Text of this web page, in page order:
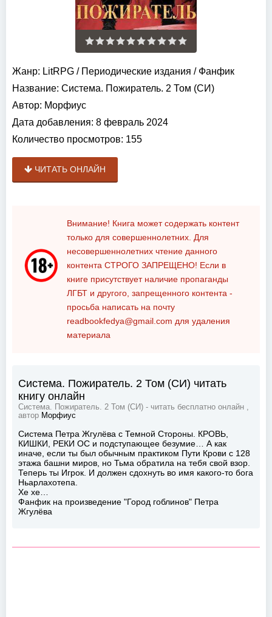
Жанр: LitRPG / Периодические издания / Фанфик
Название: Система. Пожиратель. 2 Том (СИ)
Автор: Морфиус
Дата добавления: 8 февраль 2024
Количество просмотров: 155
ЧИТАТЬ ОНЛАЙН
Внимание! Книга может содержать контент
только для совершеннолетних. Для
несовершеннолетних чтение данного
контента СТРОГО ЗАПРЕЩЕНО! Если в
книге присутствует наличие пропаганды
ЛГБТ и другого, запрещенного контента -
просьба написать на почту
readbookfedya@gmail.com для удаления
материала
Система. Пожиратель. 2 Том (СИ) читать
книгу онлайн
Система. Пожиратель. 2 Том (СИ) - читать бесплатно онлайн ,
автор Морфиус
Система Петра Жгулёва с Темной Стороны. КРОВЬ,
КИШКИ, РЕКИ ОС и подступающее безумие… А как
иначе, если ты был обычным практиком Пути Крови с 128
этажа башни миров, но Тьма обратила на тебя свой взор.
Теперь ты Игрок. И должен сдохнуть во имя какого-то бога
Ньарлахотепа.
Хе хе…
Фанфик на произведение "Город гоблинов" Петра
Жгулёва